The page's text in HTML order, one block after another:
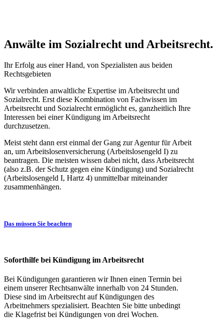
Anwälte im Sozialrecht und Arbeitsrecht.
Ihr Erfolg aus einer Hand, von Spezialisten aus beiden
Rechtsgebieten
Wir verbinden anwaltliche Expertise im Arbeitsrecht und
Sozialrecht. Erst diese Kombination von Fachwissen im
Arbeitsrecht und Sozialrecht ermöglicht es, ganzheitlich Ihre
Interessen bei einer Kündigung im Arbeitsrecht
durchzusetzen.
Meist steht dann erst einmal der Gang zur Agentur für Arbeit
an, um Arbeitslosenversicherung (Arbeitslosengeld I) zu
beantragen. Die meisten wissen dabei nicht, dass Arbeitsrecht
(also z.B. der Schutz gegen eine Kündigung) und Sozialrecht
(Arbeitslosengeld I, Hartz 4) unmittelbar miteinander
zusammenhängen.
Das müssen Sie beachten
Soforthilfe bei Kündigung im Arbeitsrecht
Bei Kündigungen garantieren wir Ihnen einen Termin bei
einem unserer Rechtsanwälte innerhalb von 24 Stunden.
Diese sind im Arbeitsrecht auf Kündigungen des
Arbeitnehmers spezialisiert. Beachten Sie bitte unbedingt
die Klagefrist bei Kündigungen von drei Wochen.